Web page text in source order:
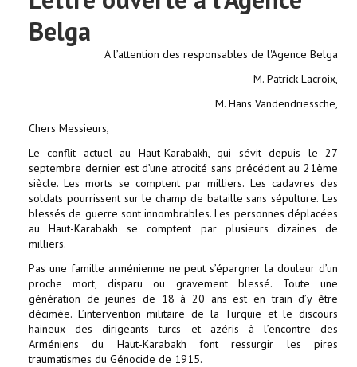
Belga
A l’attention des responsables de l'Agence Belga
M. Patrick Lacroix,
M. Hans Vandendriessche,
Chers Messieurs,
Le conflit actuel au Haut-Karabakh, qui sévit depuis le 27
septembre dernier est d’une atrocité sans précédent au 21ème
siècle. Les morts se comptent par milliers. Les cadavres des
soldats pourrissent sur le champ de bataille sans sépulture. Les
blessés de guerre sont innombrables. Les personnes déplacées
au Haut-Karabakh se comptent par plusieurs dizaines de
milliers.
Pas une famille arménienne ne peut s’épargner la douleur d’un
proche mort, disparu ou gravement blessé. Toute une
génération de jeunes de 18 à 20 ans est en train d’y être
décimée. L’intervention militaire de la Turquie et le discours
haineux des dirigeants turcs et azéris à l’encontre des
Arméniens du Haut-Karabakh font ressurgir les pires
traumatismes du Génocide de 1915.